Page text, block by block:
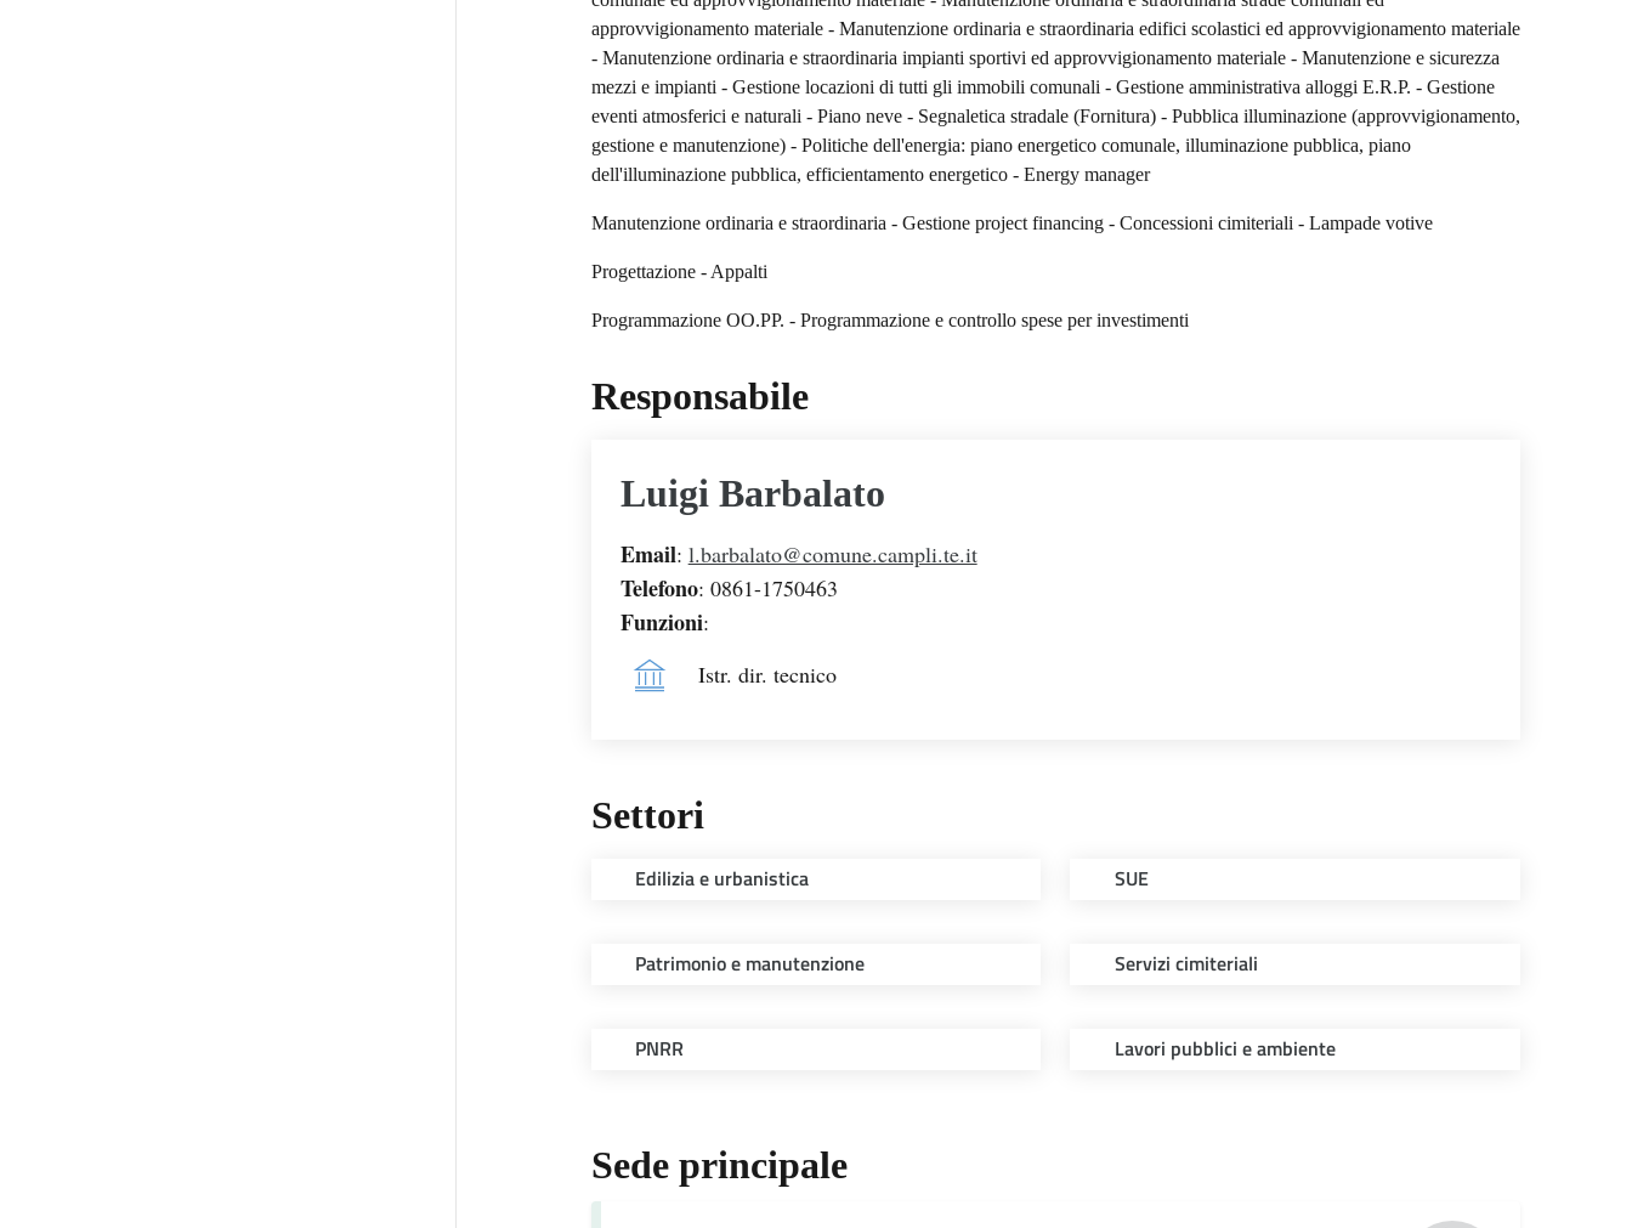
approvvigionamento materiale - Manutenzione ordinaria e straordinaria edifici scolastici ed approvvigionamento materiale
- Manutenzione ordinaria e straordinaria impianti sportivi ed approvvigionamento materiale - Manutenzione e sicurezza
mezzi e impianti - Gestione locazioni di tutti gli immobili comunali - Gestione amministrativa alloggi E.R.P. - Gestione
eventi atmosferici e naturali - Piano neve - Segnaletica stradale (Fornitura) - Pubblica illuminazione (approvvigionamento,
gestione e manutenzione) - Politiche dell'energia: piano energetico comunale, illuminazione pubblica, piano
dell'illuminazione pubblica, efficientamento energetico - Energy manager
Manutenzione ordinaria e straordinaria - Gestione project financing - Concessioni cimiteriali - Lampade votive
Progettazione - Appalti
Programmazione OO.PP. - Programmazione e controllo spese per investimenti
Responsabile
Luigi Barbalato
Email: l.barbalato@comune.campli.te.it
Telefono: 0861-1750463
Funzioni:
Istr. dir. tecnico
Settori
Edilizia e urbanistica SUE
Patrimonio e manutenzione Servizi cimiteriali
PNRR Lavori pubblici e ambiente
Sede principale